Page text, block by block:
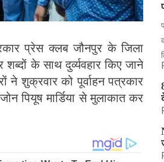
प्रेस क्लब जौनपुर के जिला
के साथ दुर्व्यवहार किए जाने
ने शुक्रवार को पूर्वाहन पत्रकार
पियूष मार्डिया से मुलाकात कर